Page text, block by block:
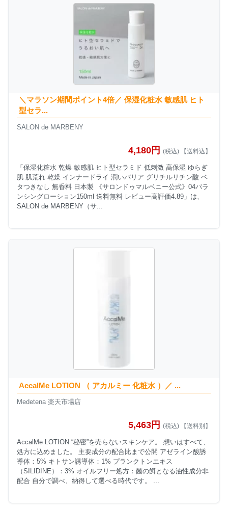
＼マラソン期間ポイント4倍／ 保湿化粧水 敏感肌 ヒト
型セラ...
SALON de MARBENY
4,180円 (税込) 【送料込】
「保湿化粧水 乾燥 敏感肌 ヒト型セラミド 低刺激 高保湿 ゆらぎ
肌 肌荒れ 乾燥 インナードライ 潤いバリア グリチルリチン酸 ベ
タつきなし 無香料 日本製 《サロンドゥマルベニー公式》04バラ
ンシングローション150ml 送料無料 レビュー高評価4.89」は、
SALON de MARBENY（サ...
AccalMe LOTION （ アカルミー 化粧水 ）／ ...
Medetena 楽天市場店
5,463円 (税込) 【送料別】
AccalMe LOTION “秘密”を売らないスキンケア。 想いはすべて、
処方に込めました。 主要成分の配合比まで公開 アゼライン酸誘
導体：5% キトサン誘導体：1% プランクトンエキス
（SILIDINE）：3% オイルフリー処方：菌の餌となる油性成分非
配合 自分で調べ、納得して選べる時代です。 ...